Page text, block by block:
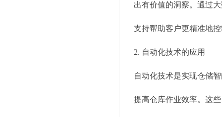
出有价值的洞察。通过
支持帮助客户更精准地
2. 自动化技术的应用
自动化技术是实现仓储
提高仓库作业效率。这